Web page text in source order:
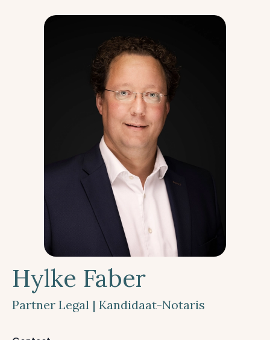
Hylke Faber
Partner Legal | Kandidaat-Notaris